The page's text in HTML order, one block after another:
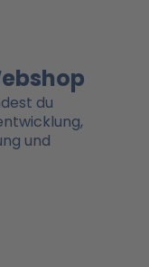
du
und